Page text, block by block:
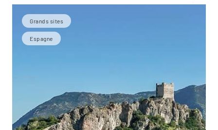
Grands sites
Espagne